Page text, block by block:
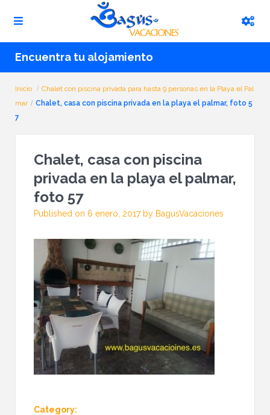
Encuentra tu alojamiento
Inicio
Chalet con piscina privada para hasta 9 personas en la Playa el Pal
mar
Chalet, casa con piscina privada en la playa el palmar, foto 5
7
Chalet, casa con piscina
privada en la playa el palmar,
foto 57
Published on 6 enero, 2017 by BagusVacaciones
Category: